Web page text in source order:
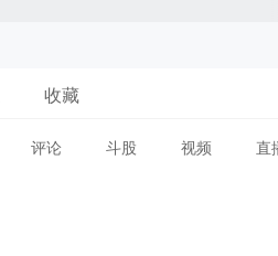
收藏
评论 斗股 视频 直